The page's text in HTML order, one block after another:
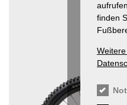
finden